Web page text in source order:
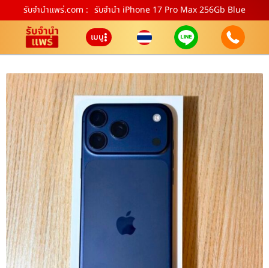
รับจํานําแพร่.com : รับจำนำ iPhone 17 Pro Max 256Gb Blue
เมนู